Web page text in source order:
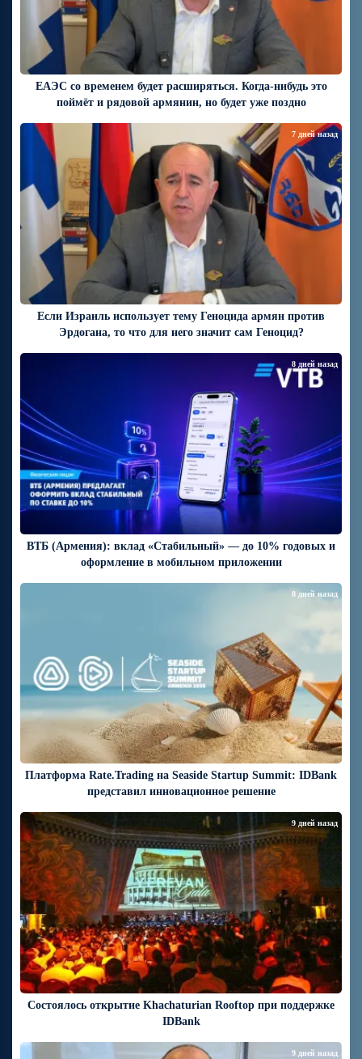
ЕАЭС со временем будет расширяться. Когда-нибудь это
поймёт и рядовой армянин, но будет уже поздно
Если Израиль использует тему Геноцида армян против
Эрдогана, то что для него значит сам Геноцид?
7 дней назад
ВТБ (Армения): вклад «Стабильный» — до 10% годовых и
оформление в мобильном приложении
8 дней назад
Платформа Rate.Trading на Seaside Startup Summit: IDBank
представил инновационное решение
8 дней назад
Состоялось открытие Khachaturian Rooftop при поддержке
IDBank
9 дней назад
9 дней назад